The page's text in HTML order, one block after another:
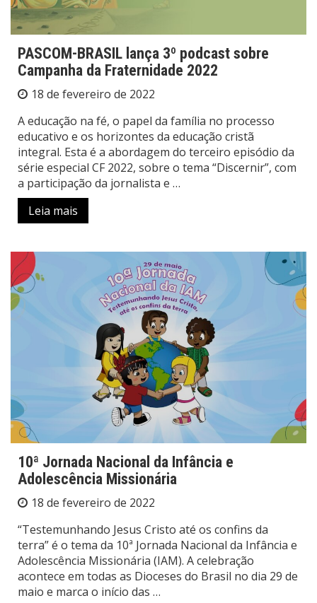
PASCOM-BRASIL lança 3º podcast sobre
Campanha da Fraternidade 2022
18 de fevereiro de 2022
A educação na fé, o papel da família no processo
educativo e os horizontes da educação cristã
integral. Esta é a abordagem do terceiro episódio da
série especial CF 2022, sobre o tema “Discernir”, com
a participação da jornalista e …
Leia mais
10ª Jornada Nacional da Infância e
Adolescência Missionária
18 de fevereiro de 2022
“Testemunhando Jesus Cristo até os confins da
terra” é o tema da 10ª Jornada Nacional da Infância e
Adolescência Missionária (IAM). A celebração
acontece em todas as Dioceses do Brasil no dia 29 de
maio e marca o início das …